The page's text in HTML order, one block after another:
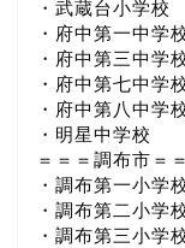
・武蔵台小学校
・府中第一中学
・府中第三中学
・府中第七中学
・府中第八中学
・明星中学校
＝＝＝調布市＝
・調布第一小学
・調布第二小学
・調布第三小学